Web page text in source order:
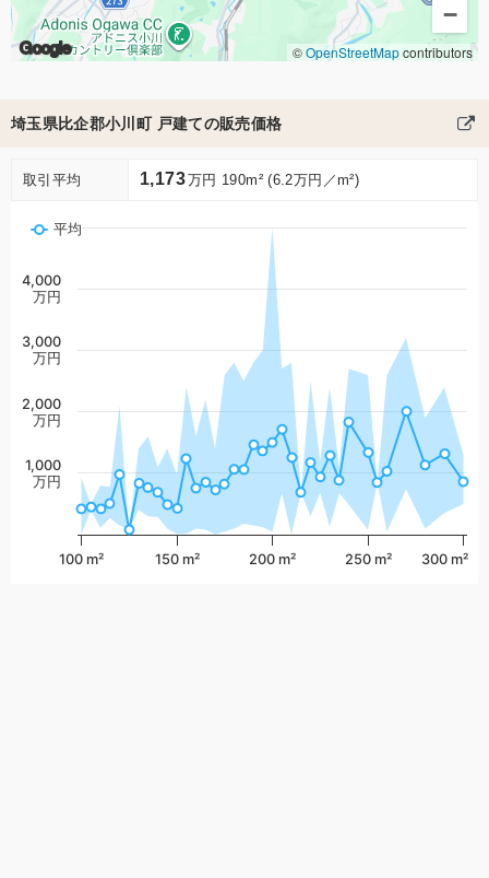
Google
−
©OpenStreetMapcontributors
埼玉県比企郡小川町 戸建ての販売価格
取引平均 1,173万円 190m² (6.2万円／m²)
平均
100 m² 150 m² 200 m² 250 m² 300 m²
1,000
万円
2,000
万円
3,000
万円
4,000
万円